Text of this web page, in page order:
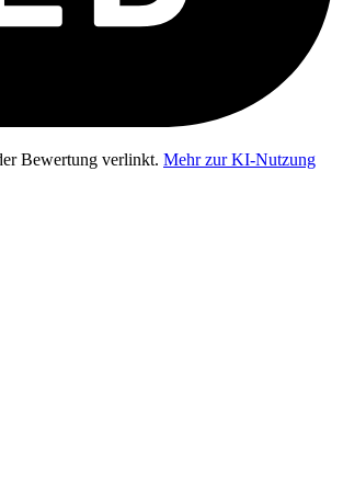
Bewertung verlinkt. Mehr zur KI-Nutzung